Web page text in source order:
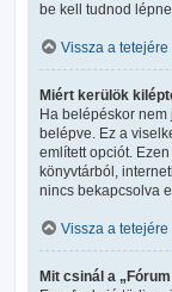
be kell tudnod
Vissza a tetejére
Miért kerülök
Ha belépéskor
belépve. Ez a
említett opciót.
könyvtárból,
nincs bekapcsolva
Vissza a tetejére
Mit csinál a